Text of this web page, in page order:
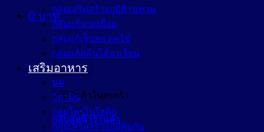
0 บาท
ไม่มีสินค้าในตะกร้า
กลับสู่หน้าร้านค้า
กลุ่มเสริมสร้างภูมิต้านทาน
กลุ่มแก้ปวดเมื่อย
กลุ่มแก้เจ็บคอ ลดไข้
กลุ่มแก้คลื่นไส้อาเจียน
เสริมอาหาร
นม
วิตามิน
กลุ่มโพรไบโอติก
กลุ่มเสริมสร้างภูมิคุ้มกัน